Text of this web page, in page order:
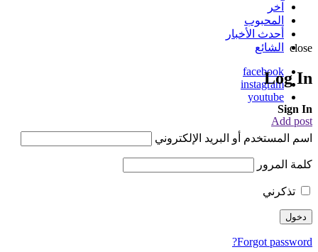
آخر
المحبوب
أحدث الأخبار
الشائع
facebook
instagram
youtube
Add post
close
Log In
Sign In
اسم المستخدم أو البريد الإلكتروني
كلمة المرور
تذكرني
Forgot password?